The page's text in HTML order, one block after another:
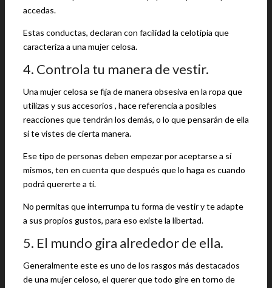
accedas.
Estas conductas, declaran con facilidad la celotipia que
caracteriza a una mujer celosa.
4. Controla tu manera de vestir.
Una mujer celosa se fija de manera obsesiva en la ropa que
utilizas y sus accesorios , hace referencia a posibles
reacciones que tendrán los demás, o lo que pensarán de ella
si te vistes de cierta manera.
Ese tipo de personas deben empezar por aceptarse a sí
mismos, ten en cuenta que después que lo haga es cuando
podrá quererte a ti.
No permitas que interrumpa tu forma de vestir y te adapte
a sus propios gustos, para eso existe la libertad.
5. El mundo gira alrededor de ella.
Generalmente este es uno de los rasgos más destacados
de una mujer celoso, el querer que todo gire en torno de